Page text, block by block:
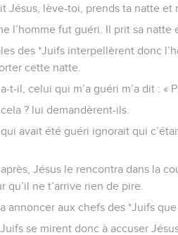
Jésus, lève-toi, prends ta natte et
l’homme fut guéri. Il prit sa natte
des *Juifs interpellèrent donc
cette natte.
t-il, celui qui m’a guéri m’a dit : «
? lui demandèrent-ils.
qui avait été guéri ignorait qui
Jésus le rencontra dans la
qu’il ne t’arrive rien de pire.
annoncer aux chefs des *Juifs que
se mirent donc à accuser